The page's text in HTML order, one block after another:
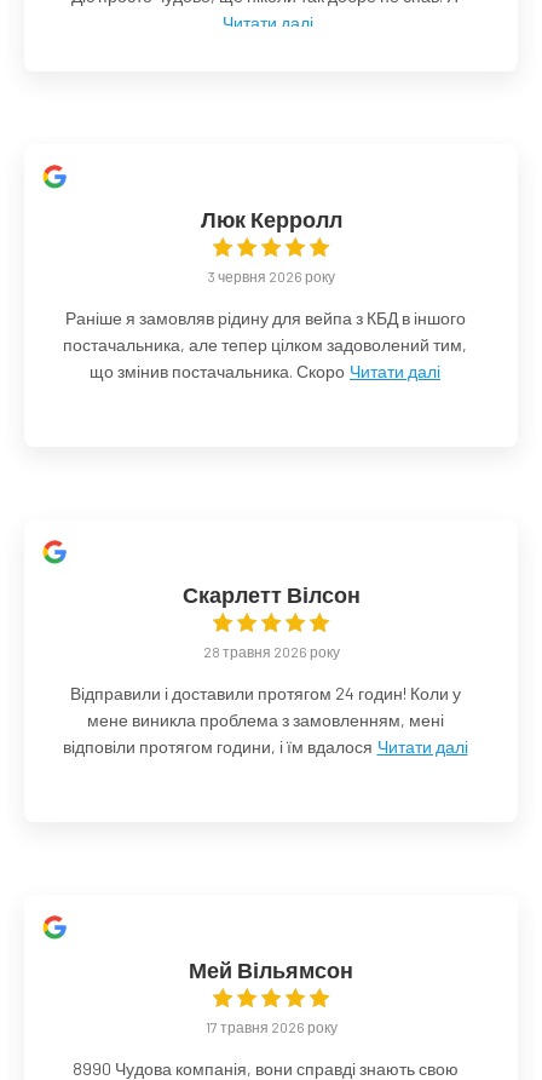
Читати далі
Люк Керролл
3 червня 2026 року
Раніше я замовляв рідину для вейпа з КБД в іншого
постачальника, але тепер цілком задоволений тим,
що змінив постачальника. Скоро Читати далі
Скарлетт Вілсон
28 травня 2026 року
Відправили і доставили протягом 24 годин! Коли у
мене виникла проблема з замовленням, мені
відповіли протягом години, і їм вдалося Читати далі
Мей Вільямсон
17 травня 2026 року
8990 Чудова компанія, вони справді знають свою